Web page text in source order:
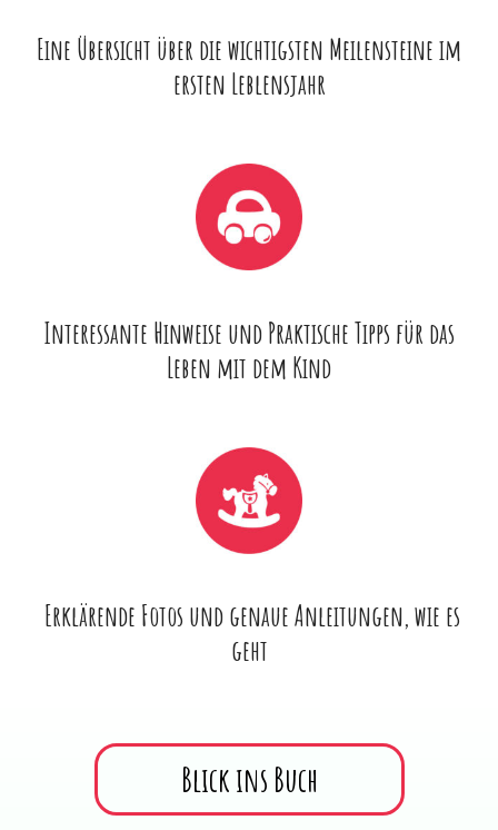
Eine Übersicht über die wichtigsten Meilensteine im
ersten Leblensjahr
Interessante Hinweise und Praktische Tipps für das
Leben mit dem Kind
Erklärende Fotos und genaue Anleitungen, wie es
geht
Blick ins Buch